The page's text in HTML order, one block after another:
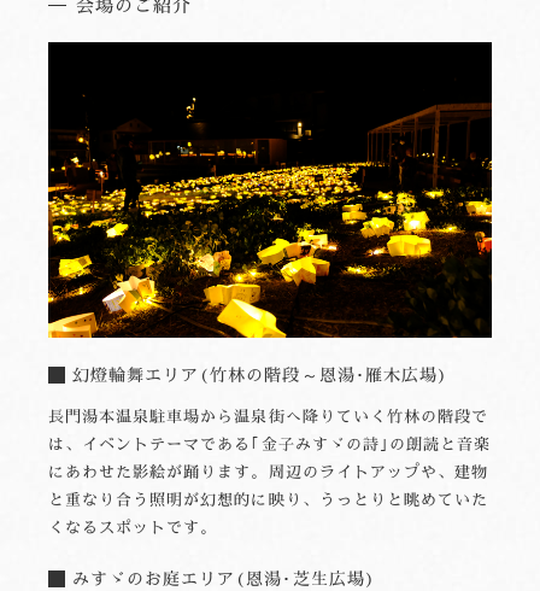
幻燈輪舞エリア(竹林の階段～恩湯･雁木広場)
長門湯本温泉駐車場から温泉街へ降りていく竹林の階段で
は、イベントテーマである｢金子みすゞの詩｣の朗読と音楽
にあわせた影絵が踊ります。周辺のライトアップや、建物
と重なり合う照明が幻想的に映り、うっとりと眺めていた
くなるスポットです。
みすゞのお庭エリア(恩湯･芝生広場)